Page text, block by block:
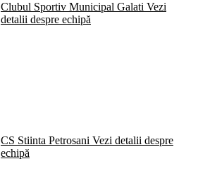
Clubul Sportiv Municipal Galati Vezi
detalii despre echipă
CS Stiinta Petrosani Vezi detalii despre
echipă